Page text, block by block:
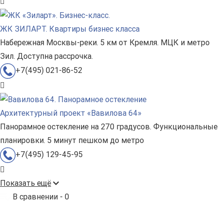
ЖК ЗИЛАРТ. Квартиры бизнес класса
Набережная Москвы-реки. 5 км от Кремля. МЦК и метро
Зил. Доступна рассрочка.
+7(495) 021-86-52
Архитектурный проект «Вавилова 64»
Панорамное остекление на 270 градусов. Функциональные
планировки. 5 минут пешком до метро
+7(495) 129-45-95
Показать ещё
В сравнении - 0